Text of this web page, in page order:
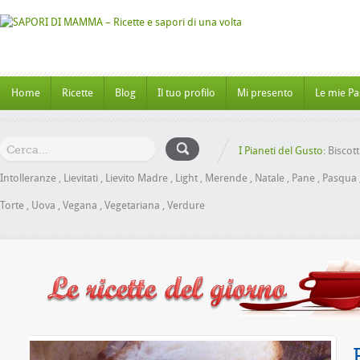
Home Ricette Blog Il tuo profilo Mi presento Le mie
I Pianeti del Gusto:
Intolleranze , Lievitati , Lievito Madre , Light , Merende , Natale , Pane , Pasqua
Torte , Uova , Vegana , Vegetariana , Verdure
Miele senza